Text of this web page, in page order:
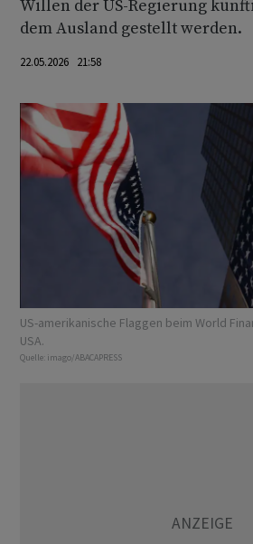
Willen der US-Regierung
dem Ausland gestellt werden.
22.05.2026 21:58
US-amerikanische Flaggen beim World
USA.
Quelle: imago/ABACAPRESS